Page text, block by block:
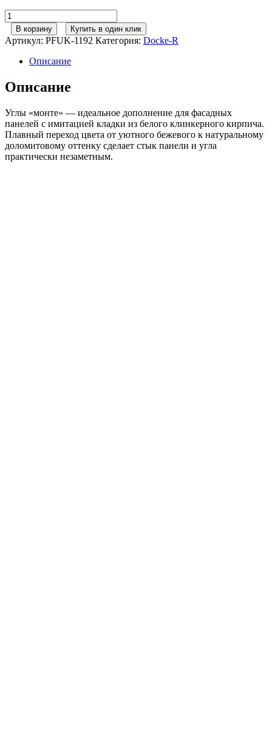
Количество
товара
Docke
Угол
Klinker
Монте
406мм
В корзину Купить в один клик
Артикул: PFUK-1192 Категория: Docke-R
Описание
Описание
Углы «монте» — идеальное дополнение для фасадных
панелей с имитацией кладки из белого клинкерного кирпича.
Плавный переход цвета от уютного бежевого к натуральному
доломитовому оттенку сделает стык панели и угла
практически незаметным.